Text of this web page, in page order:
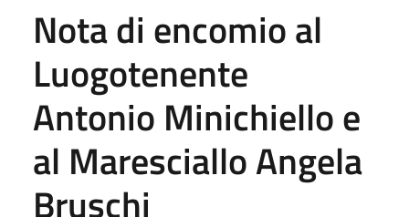
Nota di encomio al
Luogotenente
Antonio Minichiello e
al Maresciallo Angela
Bruschi